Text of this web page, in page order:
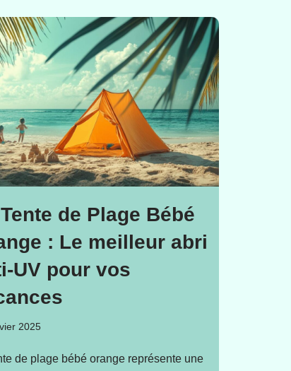
de Plage Bébé
: Le meilleur abri
UV pour vos
2025
de plage bébé orange représente une